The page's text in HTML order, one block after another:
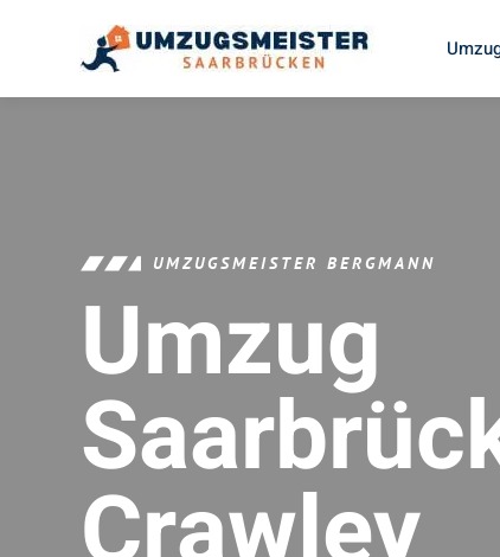
UMZUGSMEISTER BERGMANN
Umzug